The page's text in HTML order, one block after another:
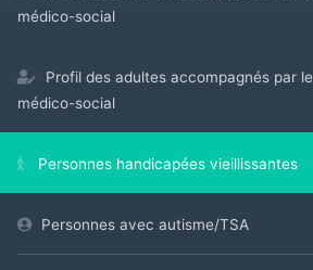
médico-social
Profil des adultes accompagnés par le
médico-social
Personnes handicapées vieillissantes
Personnes avec autisme/TSA